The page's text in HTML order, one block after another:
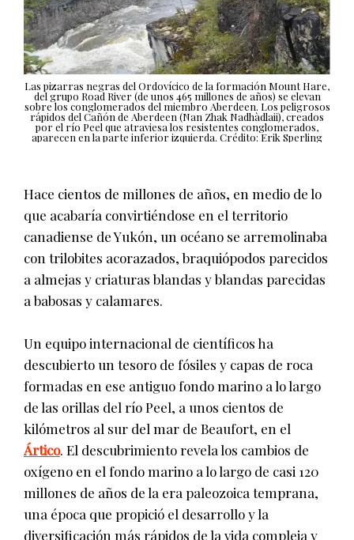
Las pizarras negras del Ordovícico de la formación Mount Hare,
del grupo Road River (de unos 465 millones de años) se elevan
sobre los conglomerados del miembro Aberdeen. Los peligrosos
rápidos del Cañón de Aberdeen (Nan Zhak Nadhàdlaii), creados
por el río Peel que atraviesa los resistentes conglomerados,
aparecen en la parte inferior izquierda. Crédito: Erik Sperling
Hace cientos de millones de años, en medio de lo
que acabaría convirtiéndose en el territorio
canadiense de Yukón, un océano se arremolinaba
con trilobites acorazados, braquiópodos parecidos
a almejas y criaturas blandas y blandas parecidas
a babosas y calamares.
Un equipo internacional de científicos ha
descubierto un tesoro de fósiles y capas de roca
formadas en ese antiguo fondo marino a lo largo
de las orillas del río Peel, a unos cientos de
kilómetros al sur del mar de Beaufort, en el
Ártico. El descubrimiento revela los cambios de
oxígeno en el fondo marino a lo largo de casi 120
millones de años de la era paleozoica temprana,
una época que propició el desarrollo y la
diversificación más rápidos de la vida compleja y